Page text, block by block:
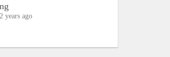
years ago